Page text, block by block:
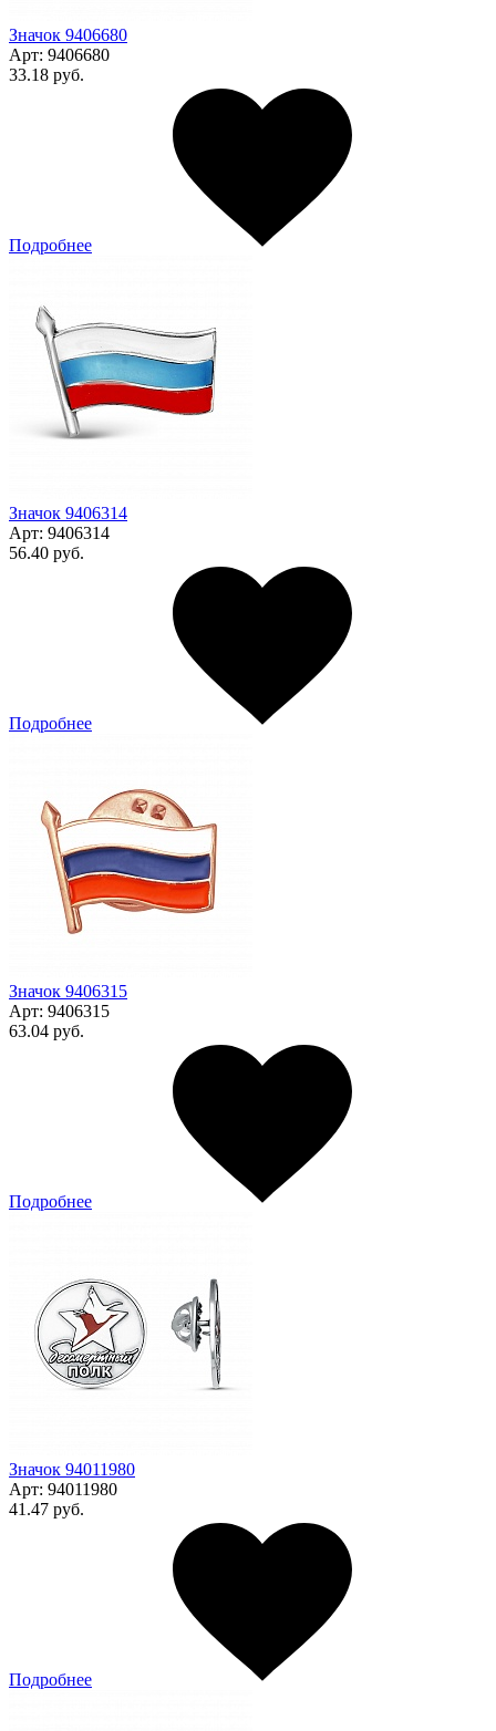
Значок 9406680
Арт: 9406680
33.18 руб.
Подробнее
Значок 9406314
Арт: 9406314
56.40 руб.
Подробнее
Значок 9406315
Арт: 9406315
63.04 руб.
Подробнее
Значок 94011980
Арт: 94011980
41.47 руб.
Подробнее